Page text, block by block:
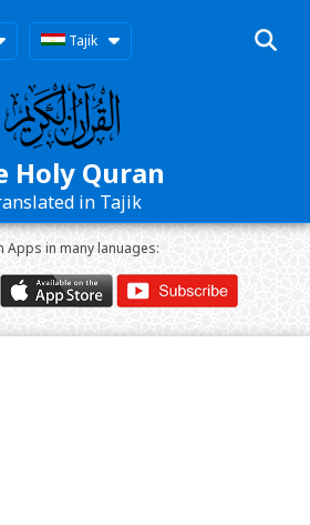
Tajik
Holy Quran
in Tajik
Apps in many lanuages: